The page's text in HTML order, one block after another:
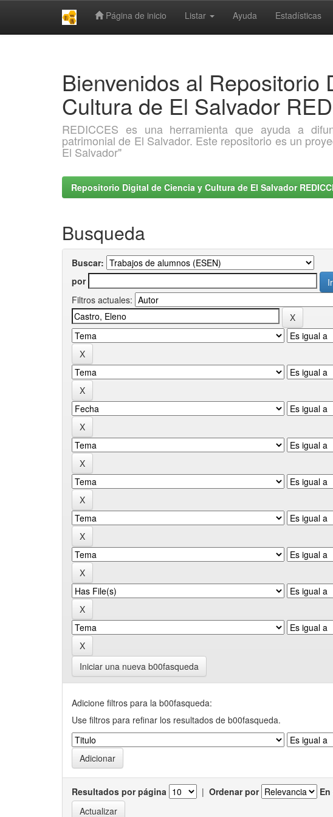
Página de inicio Listar Ayuda Estadísticas
Bienvenidos al Repositorio
Cultura de El Salvador
REDICCES es una herramienta que ayuda a
patrimonial de El Salvador. Este repositorio es un
El Salvador"
Repositorio Digital de Ciencia y Cultura de El Salvador
Busqueda
Buscar:
por
Filtros actuales:
Iniciar una nueva b00fasqueda
Adicione filtros para la b00fasqueda:
Use filtros para refinar los resultados de b00fasqueda.
Resultados por página | Ordenar por